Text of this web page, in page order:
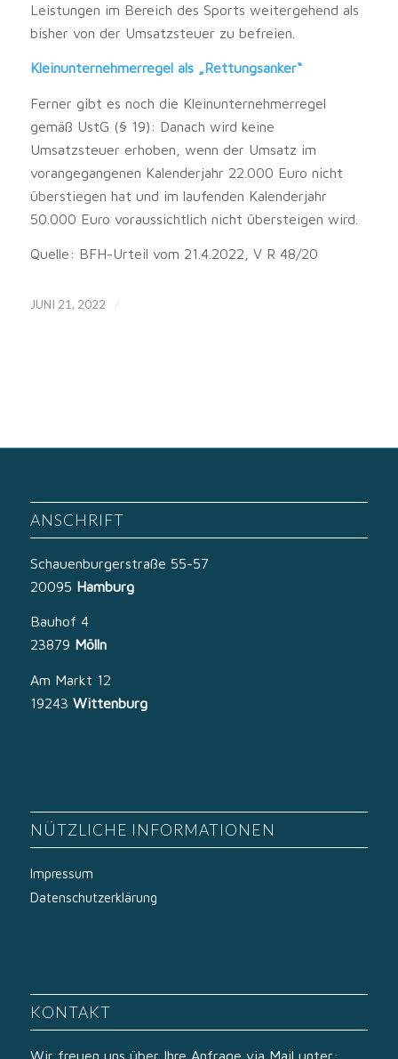
Leistungen im Bereich des Sports weitergehend als
bisher von der Umsatzsteuer zu befreien.
Kleinunternehmerregel als „Rettungsanker“
Ferner gibt es noch die Kleinunternehmerregel
gemäß UstG (§ 19): Danach wird keine
Umsatzsteuer erhoben, wenn der Umsatz im
vorangegangenen Kalenderjahr 22.000 Euro nicht
überstiegen hat und im laufenden Kalenderjahr
50.000 Euro voraussichtlich nicht übersteigen wird.
Quelle: BFH-Urteil vom 21.4.2022, V R 48/20
JUNI 21, 2022 /
ANSCHRIFT
Schauenburgerstraße 55-57
20095 Hamburg
Bauhof 4
23879 Mölln
Am Markt 12
19243 Wittenburg
NÜTZLICHE INFORMATIONEN
Impressum
Datenschutzerklärung
KONTAKT
Wir freuen uns über Ihre Anfrage via Mail unter: